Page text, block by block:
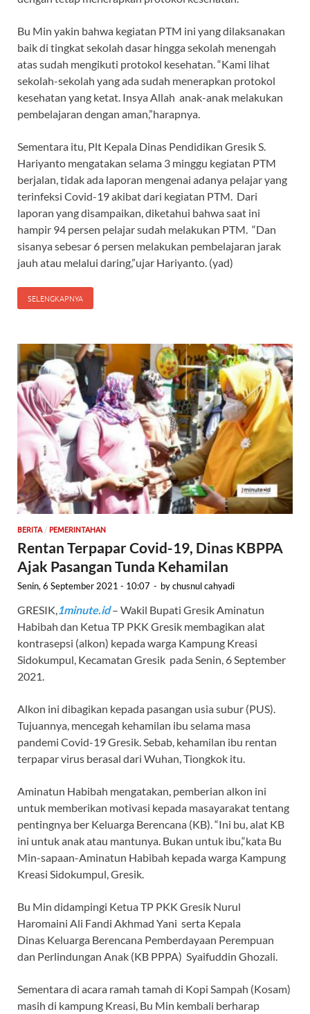
Bu Min yakin bahwa kegiatan PTM ini yang dilaksanakan
baik di tingkat sekolah dasar hingga sekolah menengah
atas sudah mengikuti protokol kesehatan. “Kami lihat
sekolah-sekolah yang ada sudah menerapkan protokol
kesehatan yang ketat. Insya Allah anak-anak melakukan
pembelajaran dengan aman,”harapnya.
Sementara itu, Plt Kepala Dinas Pendidikan Gresik S.
Hariyanto mengatakan selama 3 minggu kegiatan PTM
berjalan, tidak ada laporan mengenai adanya pelajar yang
terinfeksi Covid-19 akibat dari kegiatan PTM. Dari
laporan yang disampaikan, diketahui bahwa saat ini
hampir 94 persen pelajar sudah melakukan PTM. “Dan
sisanya sebesar 6 persen melakukan pembelajaran jarak
jauh atau melalui daring,”ujar Hariyanto. (yad)
SELENGKAPNYA
BERITA/ PEMERINTAHAN
Rentan Terpapar Covid-19, Dinas KBPPA
Ajak Pasangan Tunda Kehamilan
Senin, 6 September 2021 - 10:07 - bychusnul cahyadi
GRESIK, 1minute.id– Wakil Bupati Gresik Aminatun
Habibah dan Ketua TP PKK Gresik membagikan alat
kontrasepsi (alkon) kepada warga Kampung Kreasi
Sidokumpul, Kecamatan Gresik pada Senin, 6 September
2021.
Alkon ini dibagikan kepada pasangan usia subur (PUS).
Tujuannya, mencegah kehamilan ibu selama masa
pandemi Covid-19 Gresik. Sebab, kehamilan ibu rentan
terpapar virus berasal dari Wuhan, Tiongkok itu.
Aminatun Habibah mengatakan, pemberian alkon ini
untuk memberikan motivasi kepada masayarakat tentang
pentingnya ber Keluarga Berencana (KB). “Ini bu, alat KB
ini untuk anak atau mantunya. Bukan untuk ibu,“kata Bu
Min-sapaan-Aminatun Habibah kepada warga Kampung
Kreasi Sidokumpul, Gresik.
Bu Min didampingi Ketua TP PKK Gresik Nurul
Haromaini Ali Fandi Akhmad Yani serta Kepala
Dinas Keluarga Berencana Pemberdayaan Perempuan
dan Perlindungan Anak (KB PPPA) Syaifuddin Ghozali.
Sementara di acara ramah tamah di Kopi Sampah (Kosam)
masih di kampung Kreasi, Bu Min kembali berharap